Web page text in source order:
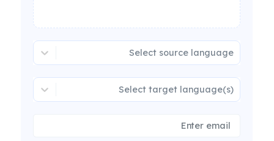
Select source language
Select target language(s)